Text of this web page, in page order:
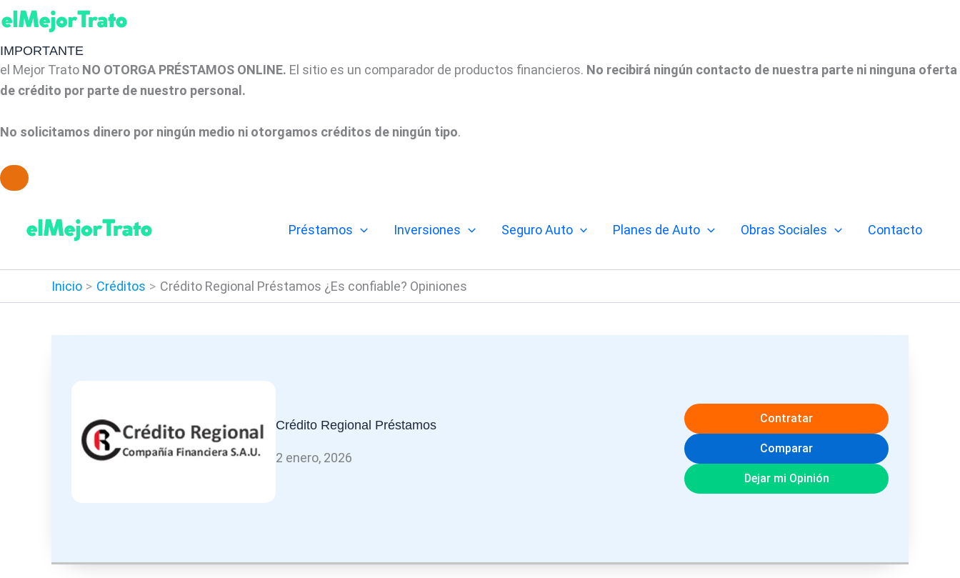
IMPORTANTE
el Mejor Trato NO OTORGA PRÉSTAMOS ONLINE. El sitio es un comparador de productos financieros. No recibirá ningún contacto de nuestra parte ni ninguna oferta
de crédito por parte de nuestro personal.
No solicitamos dinero por ningún medio ni otorgamos créditos de ningún tipo.
contenido
Préstamos Inversiones Seguro Auto Planes de Auto Obras Sociales Contacto
Inicio Créditos Crédito Regional Préstamos ¿Es confiable? Opiniones
Crédito Regional Préstamos
2 enero, 2026
Contratar
Comparar
Dejar mi Opinión